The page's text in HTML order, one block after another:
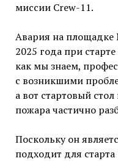
миссии Crew-11.
Авария на
2025 года при
как мы знаем,
с возникшими
а вот стартовый
пожара частично
Поскольку он
подходит для